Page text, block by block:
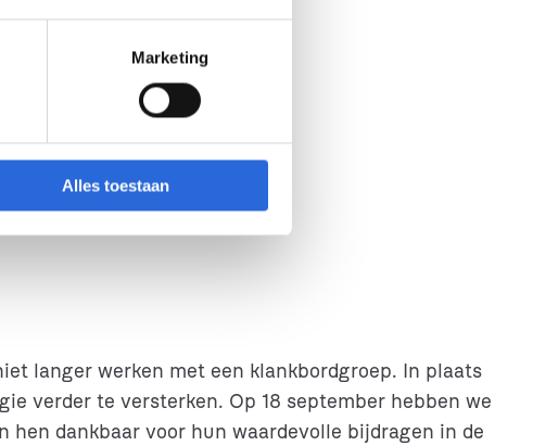
Marketing
Alles toestaan
langer werken met een klankbordgroep. In plaats
verder te versterken. Op 18 september hebben we
hen dankbaar voor hun waardevolle bijdragen in de